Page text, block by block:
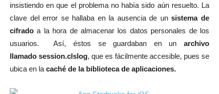
insistiendo en que el problema no había sido aún resuelto. La
clave del error se hallaba en la ausencia de unsistema de
cifrado a la hora de almacenar los datos personales de los
usuarios. Así, éstos se guardaban en un archivo
llamado session.clslog, que es fácilmente accesible, pues se
ubica en la caché de la biblioteca de aplicaciones.